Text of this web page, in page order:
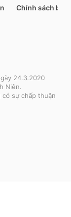
Chính sách bảo
24.3.2020
Niên.
có sự chấp thuận